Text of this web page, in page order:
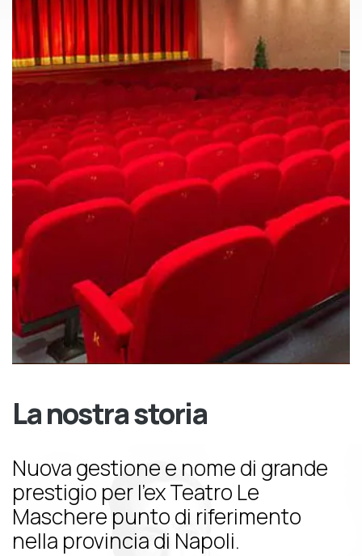
La nostra storia
Nuova gestione e nome di grande
prestigio per l’ex Teatro Le
Maschere punto di riferimento
nella provincia di Napoli.